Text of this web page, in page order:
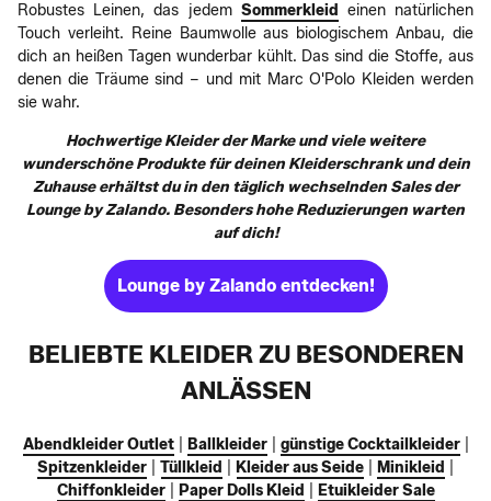
Robustes Leinen, das jedem Sommerkleid
einen natürlichen
Touch verleiht. Reine Baumwolle aus biologischem Anbau, die
dich an heißen Tagen wunderbar kühlt. Das sind die Stoffe, aus
denen die Träume sind – und mit Marc O'Polo Kleiden werden
sie wahr.
Hochwertige Kleider der Marke und viele weitere
wunderschöne Produkte für deinen Kleiderschrank und dein
Zuhause erhältst du in den täglich wechselnden Sales der
Lounge by Zalando. Besonders hohe Reduzierungen warten
auf dich!
Lounge by Zalando entdecken!
BELIEBTE KLEIDER ZU BESONDEREN
ANLÄSSEN
Abendkleider Outlet| Ballkleider| günstige Cocktailkleider|
Spitzenkleider
Tüllkleid Kleider aus Seide Minikleid
Chiffonkleider| Paper Dolls Kleid Etuikleider Sale